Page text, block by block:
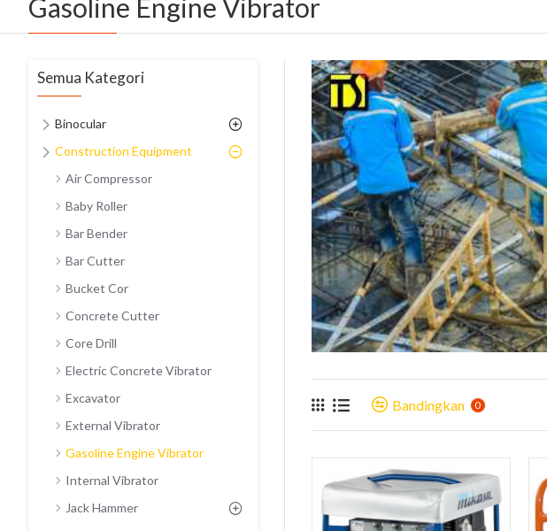
Gasoline Engine Vibrator
Semua Kategori
Binocular
Construction Equipment
Air Compressor
Baby Roller
Bar Bender
Bar Cutter
Bucket Cor
Concrete Cutter
Core Drill
Electric Concrete Vibrator
Excavator
External Vibrator
Gasoline Engine Vibrator
Internal Vibrator
Jack Hammer
Bandingkan 0